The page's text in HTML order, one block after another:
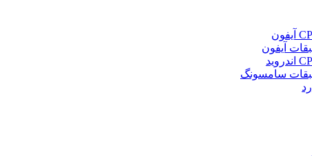
آیفون
سامسونگ